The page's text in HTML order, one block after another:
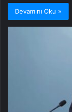
Devamını Oku »